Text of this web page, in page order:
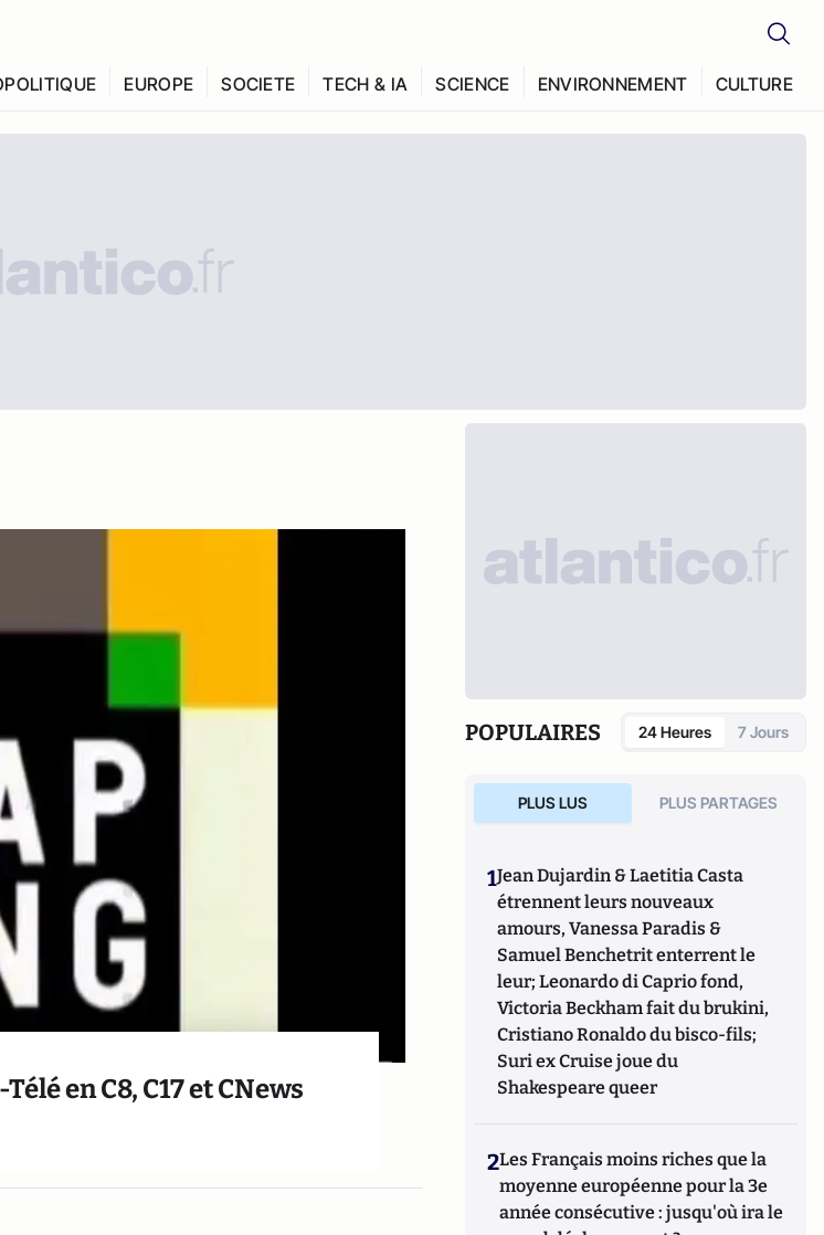
EUROPE SOCIETE TECH & IA SCIENCE ENVIRONNEMENT CULTURE
en C8, C17 et CNews
POPULAIRES 24 Heures 7 Jours
PLUS LUS PLUS PARTAGES
1Jean Dujardin & Laetitia Casta
étrennent leurs nouveaux
amours, Vanessa Paradis &
Samuel Benchetrit enterrent le
leur; Leonardo di Caprio fond,
Victoria Beckham fait du brukini,
Cristiano Ronaldo du bisco-fils;
Suri ex Cruise joue du
Shakespeare queer
2Les Français moins riches que la
moyenne européenne pour la 3e
année consécutive : jusqu'où ira le